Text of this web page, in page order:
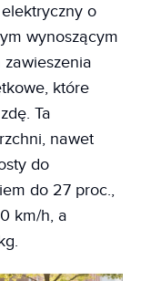
o
wynoszącym
które
Ta
nawet
do
do 27 proc.,
km/h, a